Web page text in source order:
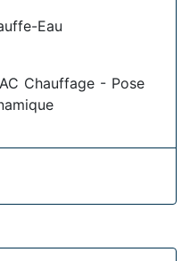
Eau
Chauffage - Pose